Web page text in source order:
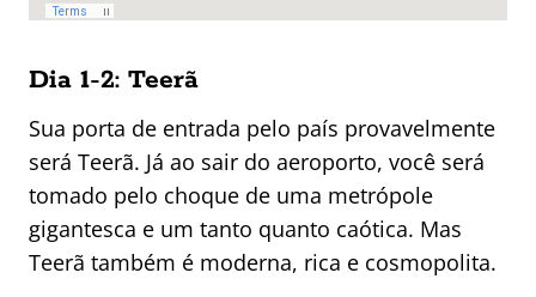
Dia 1-2: Teerã
Sua porta de entrada pelo país provavelmente
será Teerã. Já ao sair do aeroporto, você será
tomado pelo choque de uma metrópole
gigantesca e um tanto quanto caótica. Mas
Teerã também é moderna, rica e cosmopolita.